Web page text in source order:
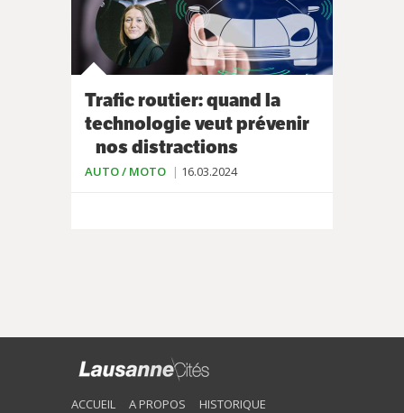
Trafic routier: quand la
technologie veut prévenir
nos distractions
AUTO / MOTO 16.03.2024
ACCUEIL A PROPOS
HISTORIQUE